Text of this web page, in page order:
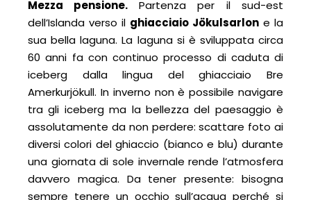
Mezza pensione. Partenza per il sud-est
dell’Islanda verso il ghiacciaio Jökulsarlon e la
sua bella laguna. La laguna si è sviluppata circa
60 anni fa con continuo processo di caduta di
iceberg dalla lingua del ghiacciaio Bre
Amerkurjökull. In inverno non è possibile navigare
tra gli iceberg ma la bellezza del paesaggio è
assolutamente da non perdere: scattare foto ai
diversi colori del ghiaccio (bianco e blu) durante
una giornata di sole invernale rende l’atmosfera
davvero magica. Da tener presente: bisogna
sempre tenere un occhio sull’acqua perché si